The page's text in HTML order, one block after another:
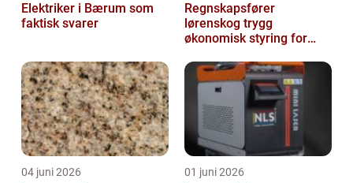
Elektriker i Bærum som
faktisk svarer
Regnskapsfører
lørenskog trygg
økonomisk styring for
bedrifter
04 juni 2026 01 juni 2026